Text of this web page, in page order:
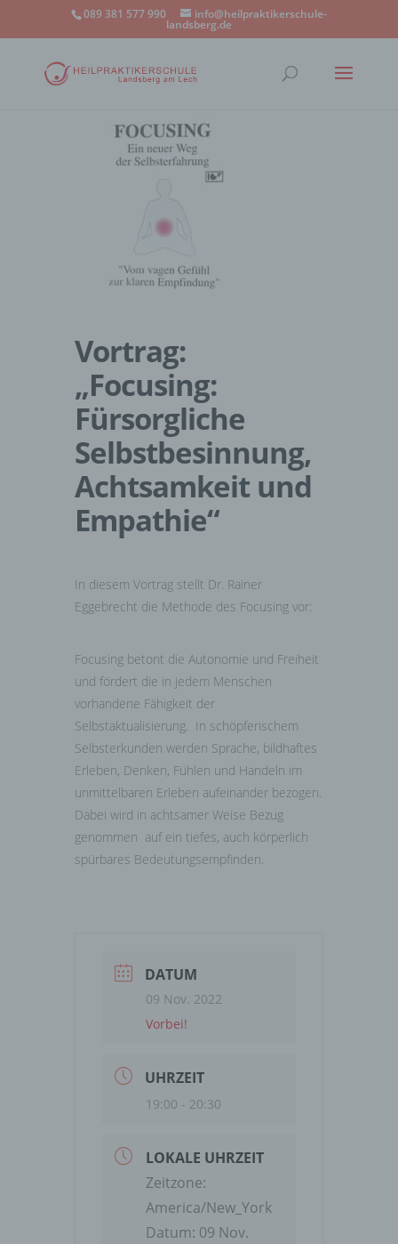
089 381 577 990 info@heilpraktikerschule-
landsberg.de
Vortrag:
„Focusing:
Fürsorgliche
Selbstbesinnung,
Achtsamkeit und
Empathie“
In diesem Vortrag stellt Dr. Rainer
Eggebrecht die Methode des Focusing vor:
Focusing betont die Autonomie und Freiheit
und fördert die in jedem Menschen
vorhandene Fähigkeit der
Selbstaktualisierung. In schöpferischem
Selbsterkunden werden Sprache, bildhaftes
Erleben, Denken, Fühlen und Handeln im
unmittelbaren Erleben aufeinander bezogen.
Dabei wird in achtsamer Weise Bezug
genommen auf ein tiefes, auch körperlich
spürbares Bedeutungsempfinden.
DATUM
09 Nov. 2022
Vorbei!
UHRZEIT
19:00 - 20:30
LOKALE UHRZEIT
Zeitzone:
America/New_York
Datum: 09 Nov.